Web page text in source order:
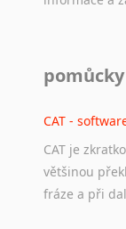
Odkazy
Studium v
Soubor
a zázemí,
CAT -
CAT je
většinou
fráze a při